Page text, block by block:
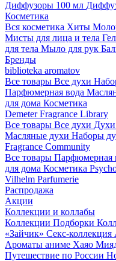
Диффузоры 100 мл
Косметика
Вся косметика Хиты
Мисты для лица и тела
для тела Мыло для рук
Бренды
biblioteka aromatov
Все товары Все духи
Парфюмерная вода
для дома Косметика
Demeter Fragrance Library
Все товары Все духи
Масляные духи Наборы
Fragrance Community
Все товары Парфюмерная
для дома Косметика
Vilhelm Parfumerie
Распродажа
Акции
Коллекции и коллабы
Коллекции Подборки
«Зайчик» Секс-коллекция
Ароматы аниме Хаяо
Путешествие по России